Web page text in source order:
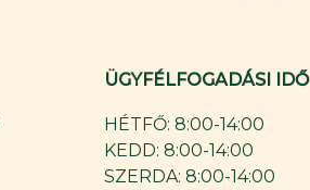
ÜGYFÉLFOGADÁSI IDŐ
HÉTFŐ: 8:00-14:00
KEDD: 8:00-14:00
SZERDA: 8:00-14:00